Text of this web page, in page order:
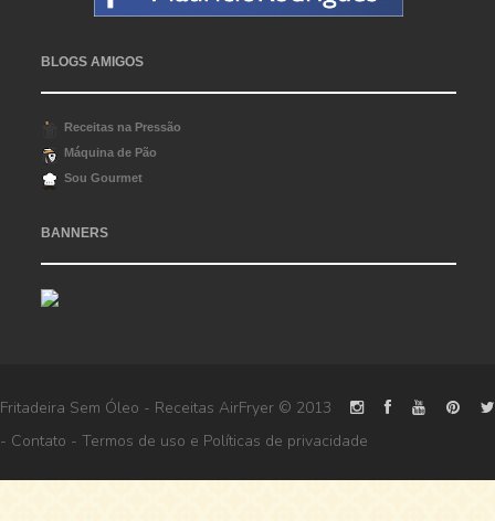
BLOGS AMIGOS
Receitas na Pressão
Máquina de Pão
Sou Gourmet
BANNERS
Fritadeira Sem Óleo - Receitas AirFryer © 2013
- Contato - Termos de uso e Políticas de privacidade